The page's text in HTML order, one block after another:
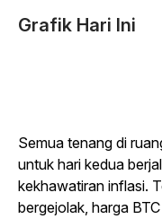
Grafik Hari Ini
Semua tenang di
untuk hari kedua
kekhawatiran inflasi.
bergejolak, harga